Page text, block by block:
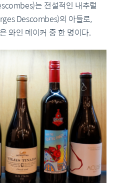
는 전설적인 내추럴
Descombes)의 아들로,
와인 메이커 중 한 명이다.